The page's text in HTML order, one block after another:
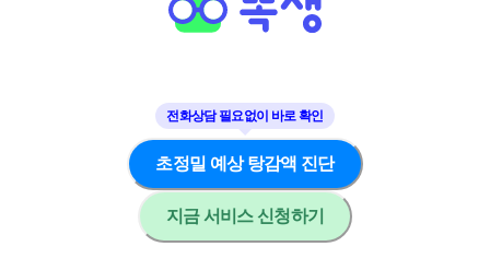
초정밀 예상 탕감액 진단
지금 서비스 신청하기